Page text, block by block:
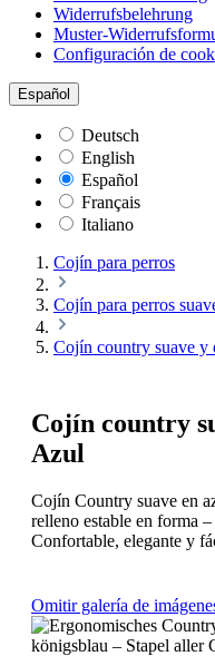
Widerrufsbelehrung
Muster-
Configuración de
Español
Deutsch
English
Español
Français
Italiano
Cojín para perros
Cojín para perros
Cojín country suave y
Cojín country
Azul
Cojín Country suave en
relleno estable en forma
Confortable, elegante y
Omitir galería de